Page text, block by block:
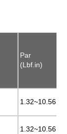
Par
(Lbf.in)
1.32~10.56
1.32~10.56
Par
(Lbf.in)
1.32~10.56
1.32~10.56